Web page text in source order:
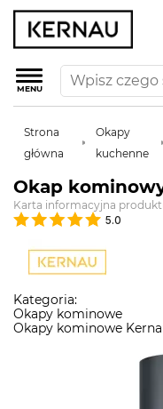
MENU
Strona
główna
Okapy
kuchenne
Okap
Karta informacyjna
5.0
Kategoria:
Okapy kominowe
Okapy kominowe